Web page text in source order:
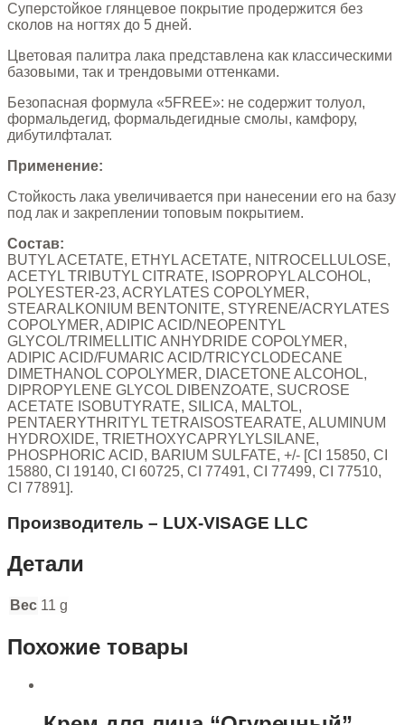
Суперстойкое глянцевое покрытие продержится без
сколов на ногтях до 5 дней.
Цветовая палитра лака представлена как классическими
базовыми, так и трендовыми оттенками.
Безопасная формула «5FREE»: не содержит толуол,
формальдегид, формальдегидные смолы, камфору,
дибутилфталат.
Применение:
Стойкость лака увеличивается при нанесении его на базу
под лак и закреплении топовым покрытием.
Состав:
BUTYL ACETATE, ETHYL ACETATE, NITROCELLULOSE,
ACETYL TRIBUTYL CITRATE, ISOPROPYL ALCOHOL,
POLYESTER-23, ACRYLATES COPOLYMER,
STEARALKONIUM BENTONITE, STYRENE/ACRYLATES
COPOLYMER, ADIPIC ACID/NEOPENTYL
GLYCOL/TRIMELLITIC ANHYDRIDE COPOLYMER,
ADIPIC ACID/FUMARIC ACID/TRICYCLODECANE
DIMETHANOL COPOLYMER, DIACETONE ALCOHOL,
DIPROPYLENE GLYCOL DIBENZOATE, SUCROSE
ACETATE ISOBUTYRATE, SILICA, MALTOL,
PENTAERYTHRITYL TETRAISOSTEARATE, ALUMINUM
HYDROXIDE, TRIETHOXYCAPRYLYLSILANE,
PHOSPHORIC ACID, BARIUM SULFATE, +/- [CI 15850, CI
15880, CI 19140, CI 60725, CI 77491, CI 77499, CI 77510,
CI 77891].
Производитель – LUX-VISAGE LLC
Детали
Вес 11 g
Похожие товары